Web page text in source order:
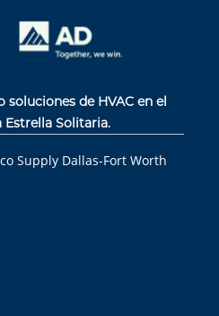
de HVAC en el
Estrella Solitaria.
Supply Dallas-Fort Worth